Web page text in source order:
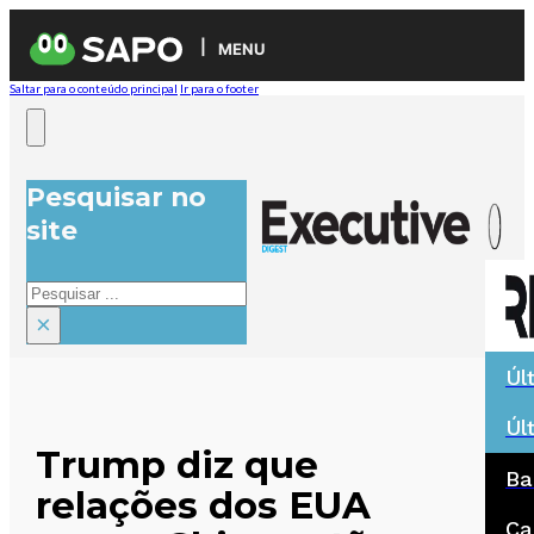
MENU
Saltar para o conteúdo principal Ir para o footer
Pesquisar no
site
Pesquisar
×
Trump diz que
relações dos EUA